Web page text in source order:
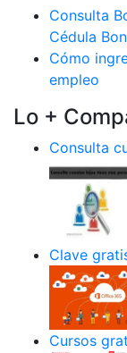
Consulta
Cédula
Cómo
empleo
Lo +
Consulta
Clave
Cursos